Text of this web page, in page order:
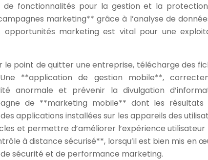
fonctionnalités pour la gestion et la
marketing** grâce à l’analyse de
marketing est vital pour une
le point de quitter une entreprise, télécharge des
**application de gestion mobile**,
anormale et prévenir la divulgation
de **marketing mobile** dont les résultats
applications installées sur les appareils des
et permettre d’améliorer l’expérience utilisateur
à distance sécurisé**, lorsqu’il est bien mis en
sécurité et de performance marketing.